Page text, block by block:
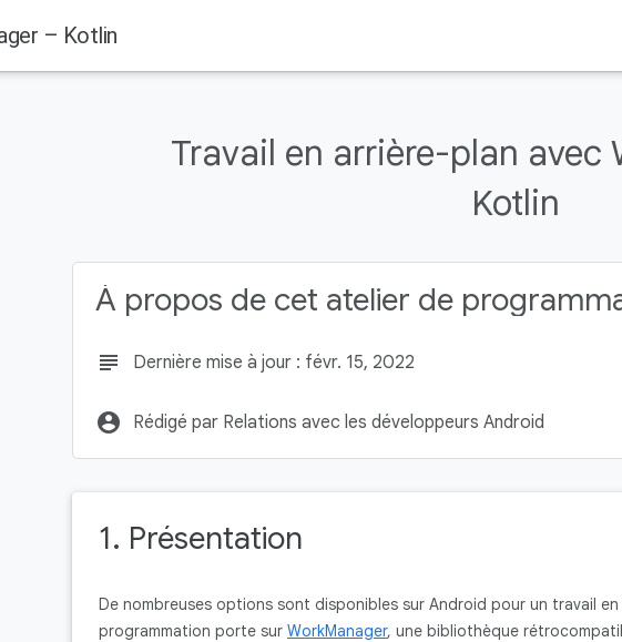
– Kotlin
Travail en arrière-plan avec
Kotlin
À propos de cet atelier de
subject Dernière mise à jour : févr. 15, 2022
account_circle Rédigé par Relations avec les développeurs Android
1. Présentation
De nombreuses options sont disponibles sur Android pour un travail
programmation porte sur WorkManager, une bibliothèque